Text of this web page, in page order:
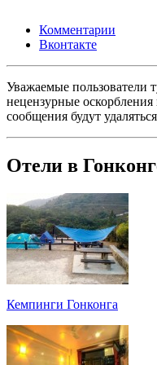
Комментарии
Вконтакте
Уважаемые пользователи
нецензурные
сообщения будут
Отели в
Кемпинги Гонконга